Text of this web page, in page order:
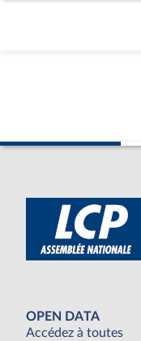
OPEN DATA
Accédez à toutes